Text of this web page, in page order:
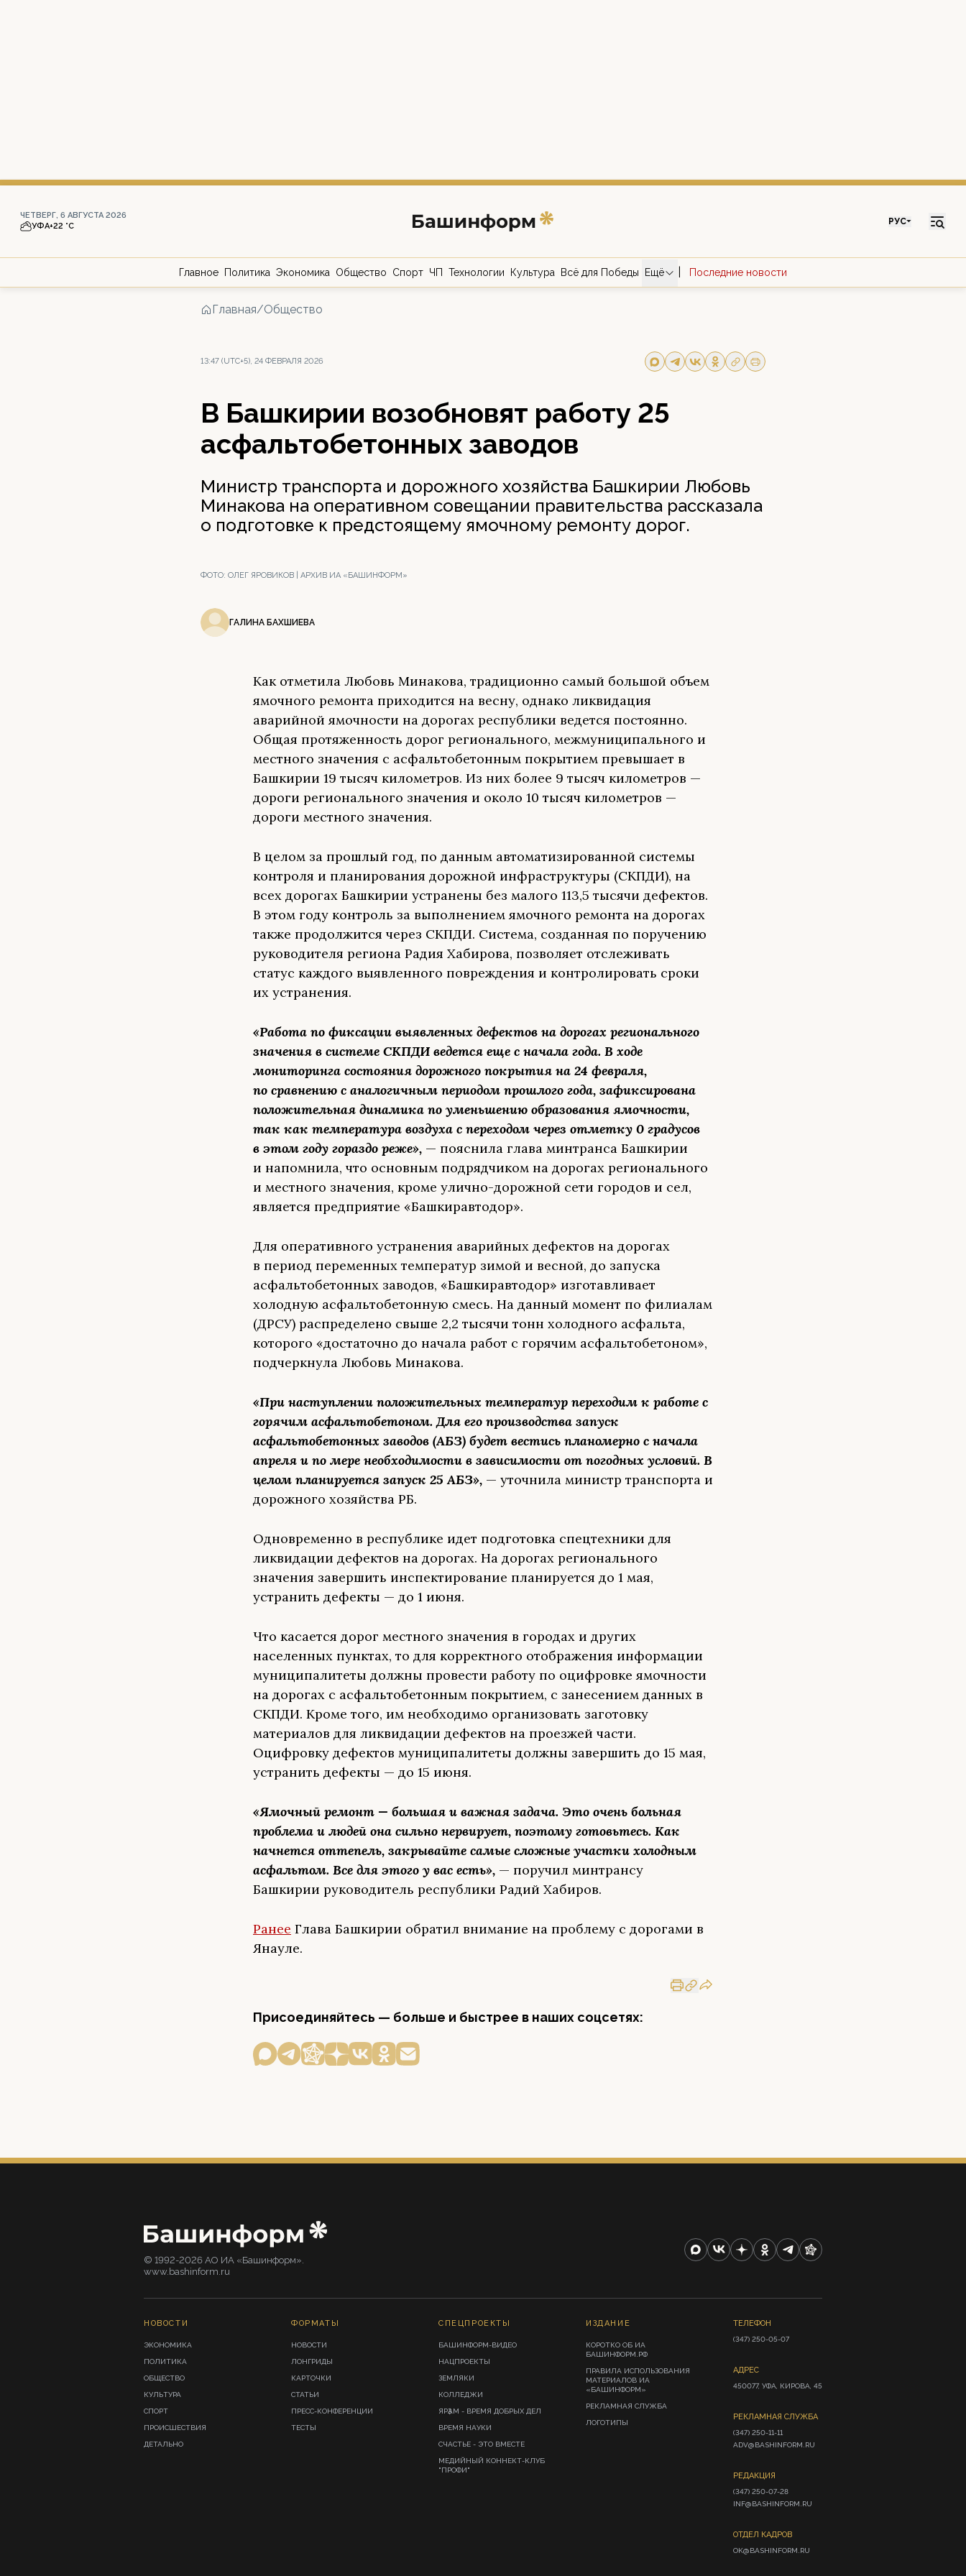
ЧЕТВЕРГ, 6 АВГУСТА 2026
УФА+22 °С РУС
Главное Политика Экономика Общество Спорт ЧП Технологии Культура Всё для Победы Ещё Последние новости
Главная/Общество
13:47 (UTC+5), 24 ФЕВРАЛЯ 2026
В Башкирии возобновят работу 25
асфальтобетонных заводов
Министр транспорта и дорожного хозяйства Башкирии Любовь
Минакова на оперативном совещании правительства рассказала
о подготовке к предстоящему ямочному ремонту дорог.
ФОТО: ОЛЕГ ЯРОВИКОВ | АРХИВ ИА «БАШИНФОРМ»
ГАЛИНА БАХШИЕВА
Как отметила Любовь Минакова, традиционно самый большой объем
ямочного ремонта приходится на весну, однако ликвидация
аварийной ямочности на дорогах республики ведется постоянно.
Общая протяженность дорог регионального, межмуниципального и
местного значения с асфальтобетонным покрытием превышает в
Башкирии 19 тысяч километров. Из них более 9 тысяч километров —
дороги регионального значения и около 10 тысяч километров —
дороги местного значения.
В целом за прошлый год, по данным автоматизированной системы
контроля и планирования дорожной инфраструктуры (СКПДИ), на
всех дорогах Башкирии устранены без малого 113,5 тысячи дефектов.
В этом году контроль за выполнением ямочного ремонта на дорогах
также продолжится через СКПДИ. Система, созданная по поручению
руководителя региона Радия Хабирова, позволяет отслеживать
статус каждого выявленного повреждения и контролировать сроки
их устранения.
«Работа по фиксации выявленных дефектов на дорогах регионального
значения в системе СКПДИ ведется еще с начала года. В ходе
мониторинга состояния дорожного покрытия на 24 февраля,
по сравнению с аналогичным периодом прошлого года, зафиксирована
положительная динамика по уменьшению образования ямочности,
так как температура воздуха с переходом через отметку 0 градусов
в этом году гораздо реже», — пояснила глава минтранса Башкирии
и напомнила, что основным подрядчиком на дорогах регионального
и местного значения, кроме улично-дорожной сети городов и сел,
является предприятие «Башкиравтодор».
Для оперативного устранения аварийных дефектов на дорогах
в период переменных температур зимой и весной, до запуска
асфальтобетонных заводов, «Башкиравтодор» изготавливает
холодную асфальтобетонную смесь. На данный момент по филиалам
(ДРСУ) распределено свыше 2,2 тысячи тонн холодного асфальта,
которого «достаточно до начала работ с горячим асфальтобетоном»,
подчеркнула Любовь Минакова.
«При наступлении положительных температур переходим к работе с
горячим асфальтобетоном. Для его производства запуск
асфальтобетонных заводов (АБЗ) будет вестись планомерно с начала
апреля и по мере необходимости в зависимости от погодных условий. В
целом планируется запуск 25 АБЗ», — уточнила министр транспорта и
дорожного хозяйства РБ.
Одновременно в республике идет подготовка спецтехники для
ликвидации дефектов на дорогах. На дорогах регионального
значения завершить инспектирование планируется до 1 мая,
устранить дефекты — до 1 июня.
Что касается дорог местного значения в городах и других
населенных пунктах, то для корректного отображения информации
муниципалитеты должны провести работу по оцифровке ямочности
на дорогах с асфальтобетонным покрытием, с занесением данных в
СКПДИ. Кроме того, им необходимо организовать заготовку
материалов для ликвидации дефектов на проезжей части.
Оцифровку дефектов муниципалитеты должны завершить до 15 мая,
устранить дефекты — до 15 июня.
«Ямочный ремонт — большая и важная задача. Это очень больная
проблема и людей она сильно нервирует, поэтому готовьтесь. Как
начнется оттепель, закрывайте самые сложные участки холодным
асфальтом. Все для этого у вас есть», — поручил минтрансу
Башкирии руководитель республики Радий Хабиров.
Ранее Глава Башкирии обратил внимание на проблему с дорогами в
Янауле.
Присоединяйтесь — больше и быстрее в наших соцсетях:
© 1992-2026 АО ИА «Башинформ».
www.bashinform.ru
НОВОСТИ
ЭКОНОМИКА
ПОЛИТИКА
ОБЩЕСТВО
КУЛЬТУРА
СПОРТ
ПРОИСШЕСТВИЯ
ДЕТАЛЬНО
ФОРМАТЫ
НОВОСТИ
ЛОНГРИДЫ
КАРТОЧКИ
СТАТЬИ
ПРЕСС-КОНФЕРЕНЦИИ
ТЕСТЫ
СПЕЦПРОЕКТЫ
БАШИНФОРМ-ВИДЕО
НАЦПРОЕКТЫ
ЗЕМЛЯКИ
КОЛЛЕДЖИ
ЯРҘАМ - ВРЕМЯ ДОБРЫХ ДЕЛ
ВРЕМЯ НАУКИ
СЧАСТЬЕ - ЭТО ВМЕСТЕ
МЕДИЙНЫЙ КОННЕКТ-КЛУБ
"ПРОФИ"
ИЗДАНИЕ
КОРОТКО ОБ ИА
БАШИНФОРМ.РФ
ПРАВИЛА ИСПОЛЬЗОВАНИЯ
МАТЕРИАЛОВ ИА
«БАШИНФОРМ»
РЕКЛАМНАЯ СЛУЖБА
ЛОГОТИПЫ
ТЕЛЕФОН
(347) 250-05-07
АДРЕС
450077, УФА, КИРОВА, 45
РЕКЛАМНАЯ СЛУЖБА
(347) 250-11-11
ADV@BASHINFORM.RU
РЕДАКЦИЯ
(347) 250-07-28
INF@BASHINFORM.RU
ОТДЕЛ КАДРОВ
OK@BASHINFORM.RU